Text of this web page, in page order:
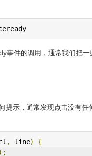
事件的调用，通常我们把
提示，通常发现点击没有
, line)
{
);